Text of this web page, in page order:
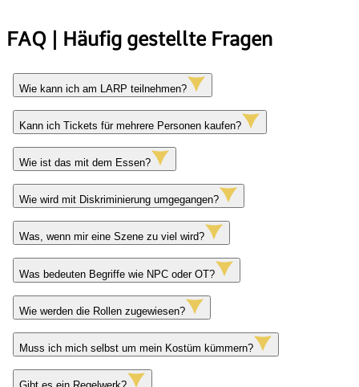
FAQ | Häufig gestellte Fragen
Wie kann ich am LARP teilnehmen?
Kann ich Tickets für mehrere Personen kaufen?
Wie ist das mit dem Essen?
Wie wird mit Diskriminierung umgegangen?
Was, wenn mir eine Szene zu viel wird?
Was bedeuten Begriffe wie NPC oder OT?
Wie werden die Rollen zugewiesen?
Muss ich mich selbst um mein Kostüm kümmern?